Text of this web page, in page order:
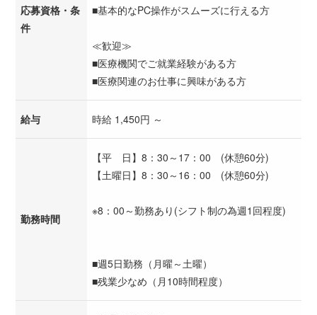
応募資格・条
件
■基本的なPC操作がスムーズに行える方
≪歓迎≫
■医療機関でご就業経験がある方
■医療関連のお仕事に興味がある方
給与 時給 1,450円 ～
勤務時間
【平 日】8：30～17：00 (休憩60分)
【土曜日】8：30～16：00 (休憩60分)
※8：00～勤務あり(シフト制の為週1回程度)
■週5日勤務（月曜～土曜）
■残業少なめ（月10時間程度）